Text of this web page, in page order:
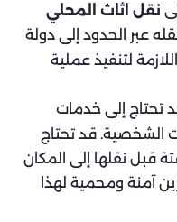
نقل اثاث المحلي
عبر الحدود إلى دولة
لتنفيذ عملية
تحتاج إلى خدمات
الشخصية. قد تحتاج
قبل نقلها إلى المكان
آمنة ومحمية لهذا